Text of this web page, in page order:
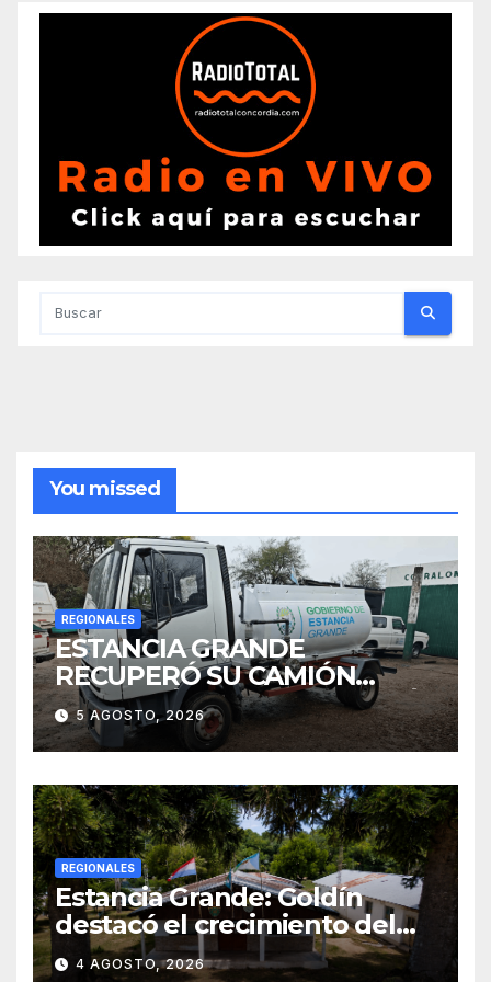
You missed
REGIONALES
ESTANCIA GRANDE
RECUPERÓ SU CAMIÓN
ATMOSFÉRICO Y MEJORARÁ
EL SERVICIO DE
SANEAMIENTO PARA LOS
VECINOS
5 AGOSTO, 2026
REGIONALES
Estancia Grande: Goldín
destacó el crecimiento del
municipio, anunció nuevas
4 AGOSTO, 2026